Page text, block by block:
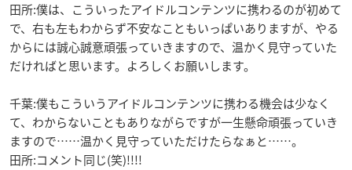
田所:僕は、こういったアイドルコンテンツに携わるのが初めて
で、右も左もわからず不安なこともいっぱいありますが、やる
からには誠心誠意頑張っていきますので、温かく見守っていた
だければと思います。よろしくお願いします。
千葉:僕もこういうアイドルコンテンツに携わる機会は少なく
て、わからないこともありながらですが一生懸命頑張っていき
ますので……温かく見守っていただけたらなぁと……。
田所:コメント同じ(笑)!!!!